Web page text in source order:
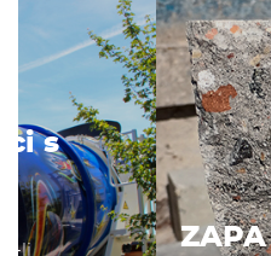
ZAPA NEXT